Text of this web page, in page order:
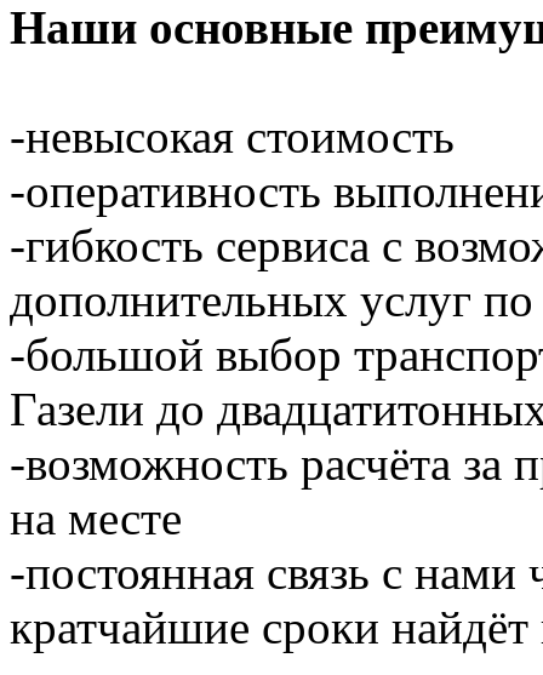
Наши основные
-невысокая стоимость
-оперативность
-гибкость сервиса с
дополнительных услуг
-большой выбор
Газели до
-возможность расчёта за
на месте
-постоянная связь с нами
кратчайшие сроки найдёт